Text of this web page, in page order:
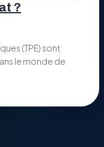
?
(TPE) sont
le monde de